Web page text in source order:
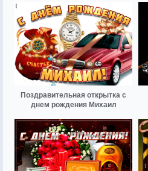
Поздравительная открытка с
днем рождения Михаил